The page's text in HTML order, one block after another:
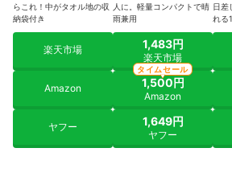
らこれ！中がタオル地の収
納袋付き
楽天市場
Amazon
ヤフー
人に。軽量コンパクトで晴
雨兼用
1,483円
楽天市場
1,500円
Amazon
タイムセール
1,649円
ヤフー
日差
れる